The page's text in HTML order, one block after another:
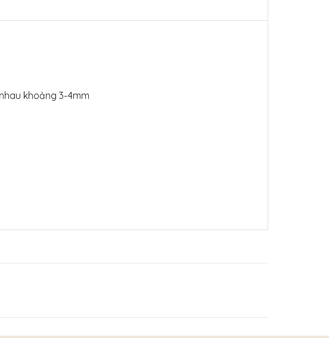
khoảng 3-4mm